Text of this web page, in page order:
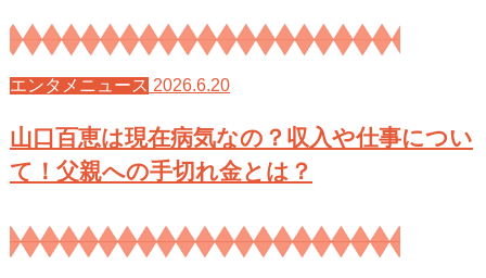
エンタメニュース 2026.6.20
山口百恵は現在病気なの？収入や仕事につい
て！父親への手切れ金とは？